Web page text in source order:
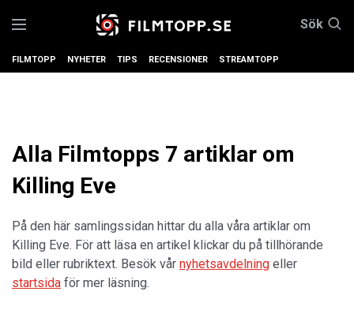
Sök
FILMTOPP NYHETER TIPS RECENSIONER STREAMTOPP
Alla Filmtopps 7 artiklar om
Killing Eve
På den här samlingssidan hittar du alla våra artiklar om
Killing Eve. För att läsa en artikel klickar du på tillhörande
bild eller rubriktext. Besök vår nyhetsavdelning eller
startsida för mer läsning.